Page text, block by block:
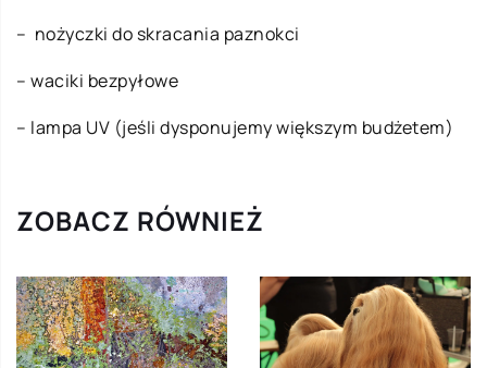
– nożyczki do skracania paznokci
– waciki bezpyłowe
– lampa UV (jeśli dysponujemy większym budżetem)
ZOBACZ RÓWNIEŻ